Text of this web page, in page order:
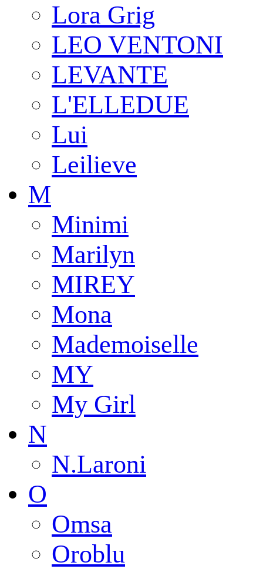
Lora Grig
LEO VENTONI
LEVANTE
L'ELLEDUE
Lui
Leilieve
M
Minimi
Marilyn
MIREY
Mona
Mademoiselle
MY
My Girl
N
N.Laroni
O
Omsa
Oroblu